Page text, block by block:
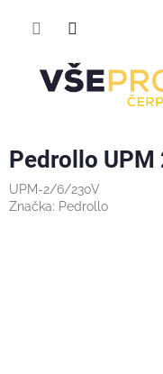
Pedrollo
UPM-2/6/230V
Značka: Pedrollo